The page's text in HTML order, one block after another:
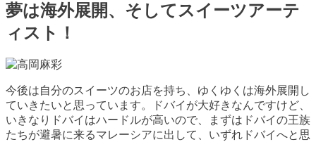
夢は海外展開、そしてスイーツアーテ
ィスト！
今後は自分のスイーツのお店を持ち、ゆくゆくは海外展開し
ていきたいと思っています。ドバイが大好きなんですけど、
いきなりドバイはハードルが高いので、まずはドバイの王族
たちが避暑に来るマレーシアに出して、いずれドバイへと思